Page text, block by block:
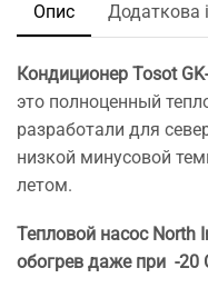
Опис Додаткова
Кондиционер Tosot
это полноценный
разработали для
низкой минусовой
летом.
Тепловой насос North
обогрев даже при -20